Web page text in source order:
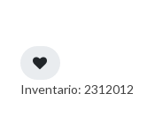
Inventario: 2312012